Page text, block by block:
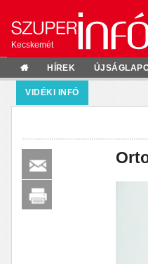
Kecskemét
HÍREK
VIDÉKI INFÓ